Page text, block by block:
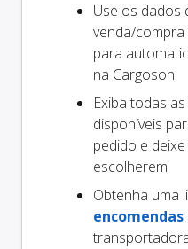
Use os dados
venda/
para
na Cargoson
Exiba todas as
disponíveis
pedido e
escolherem
Obtenha uma
encomendas